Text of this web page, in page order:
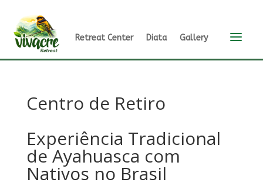
Retreat Center Diata Gallery a
Centro de Retiro
Experiência Tradicional
de Ayahuasca com
Nativos no Brasil